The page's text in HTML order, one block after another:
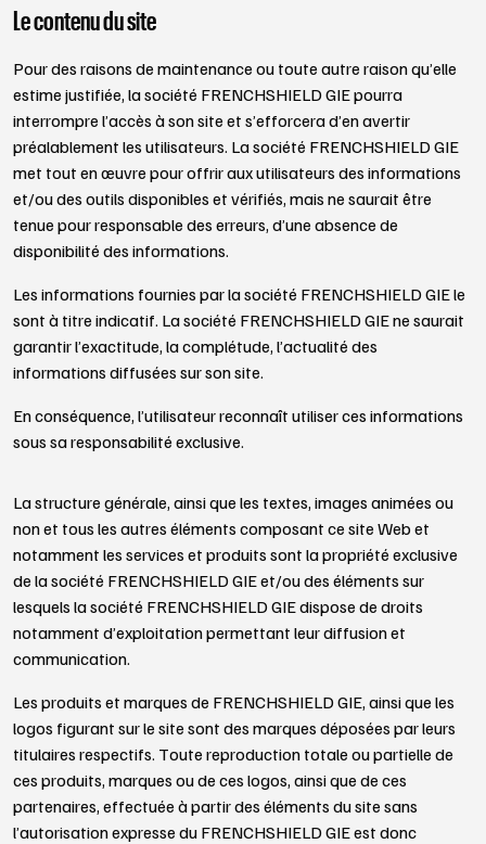
Le contenu du site
Pour des raisons de maintenance ou toute autre raison qu’elle
estime justifiée, la société FRENCHSHIELD GIE pourra
interrompre l’accès à son site et s’efforcera d’en avertir
préalablement les utilisateurs. La société FRENCHSHIELD GIE
met tout en œuvre pour offrir aux utilisateurs des informations
et/ou des outils disponibles et vérifiés, mais ne saurait être
tenue pour responsable des erreurs, d’une absence de
disponibilité des informations.
Les informations fournies par la société FRENCHSHIELD GIE le
sont à titre indicatif. La société FRENCHSHIELD GIE ne saurait
garantir l’exactitude, la complétude, l’actualité des
informations diffusées sur son site.
En conséquence, l’utilisateur reconnaît utiliser ces informations
sous sa responsabilité exclusive.
La structure générale, ainsi que les textes, images animées ou
non et tous les autres éléments composant ce site Web et
notamment les services et produits sont la propriété exclusive
de la société FRENCHSHIELD GIE et/ou des éléments sur
lesquels la société FRENCHSHIELD GIE dispose de droits
notamment d’exploitation permettant leur diffusion et
communication.
Les produits et marques de FRENCHSHIELD GIE, ainsi que les
logos figurant sur le site sont des marques déposées par leurs
titulaires respectifs. Toute reproduction totale ou partielle de
ces produits, marques ou de ces logos, ainsi que de ces
partenaires, effectuée à partir des éléments du site sans
l’autorisation expresse du FRENCHSHIELD GIE est donc